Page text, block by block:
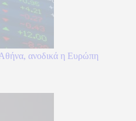
ανοδικά η Ευρώπη